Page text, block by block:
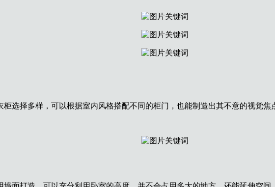
选择多样，可以根据室内风格搭配不同的柜门，也能制造出其不意的视觉